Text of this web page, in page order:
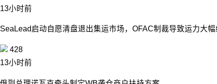
13小时前
SeaLead启动自愿清盘退出集运市场，OFAC制裁导致运力大
428
13小时前